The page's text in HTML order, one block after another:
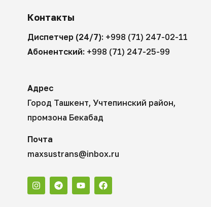
Контакты
Диспетчер (24/7): +998 (71) 247-02-11
Абонентский: +998 (71) 247-25-99
Адрес
Город Ташкент, Учтепинский район,
промзона Бекабад
Почта
maxsustrans@inbox.ru